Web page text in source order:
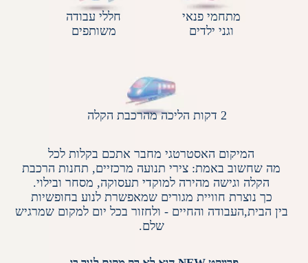
2 דקות הליכה מהרכבת הקלה
מתחמי פנאי
וגני ילדים
חללי עבודה
משותפים
המיקום האסטרטגי מחבר אתכם בקלות לכל
מה שחשוב באמת: צירי תנועה מרכזיים, תחנות הרכבת
הקלה וגישה מהירה למוקדי תעסוקה, מסחר ובילוי.
כך נוצרת חוויית מגורים שמאפשרת לנוע בחופשיות
בין הבית,העבודה והחיים - ולחזור בכל יום למקום שמרגיש
שלם.